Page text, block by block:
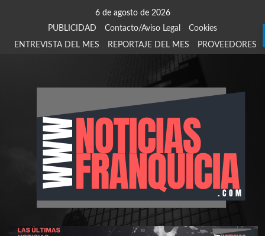
6 de agosto de 2026
PUBLICIDAD
Contacto/Aviso Legal
Cookies
ENTREVISTA DEL MES
REPORTAJE DEL MES PROVEEDORES